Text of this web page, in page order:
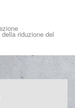
riduzione del